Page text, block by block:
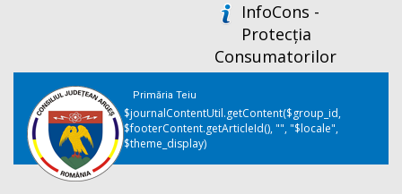
InfoCons -
Protecția
Consumatorilor
Primăria Teiu
$journalContentUtil.getContent($group_id,
$footerContent.getArticleId(), "", "$locale",
$theme_display)